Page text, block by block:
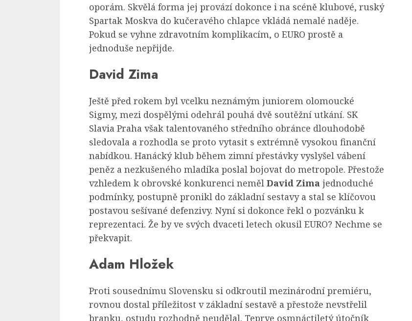
oporám. Skvělá forma jej provází dokonce i na scéně klubové, ruský
Spartak Moskva do kučeravého chlapce vkládá nemalé naděje.
Pokud se vyhne zdravotním komplikacím, o EURO prostě a
jednoduše nepřijde.
David Zima
Ještě před rokem byl vcelku neznámým juniorem olomoucké
Sigmy, mezi dospělými odehrál pouhá dvě soutěžní utkání. SK
Slavia Praha však talentovaného středního obránce dlouhodobě
sledovala a rozhodla se proto vytasit s extrémně vysokou finanční
nabídkou. Hanácký klub během zimní přestávky vyslyšel vábení
peněz a nezkušeného mladíka poslal bojovat do metropole. Přestože
vzhledem k obrovské konkurenci neměl David Zima jednoduché
podmínky, postupně pronikl do základní sestavy a stal se klíčovou
postavou sešívané defenzivy. Nyní si dokonce řekl o pozvánku k
reprezentaci. Že by ve svých dvaceti letech okusil EURO? Nechme se
překvapit.
Adam Hložek
Proti sousednímu Slovensku si odkroutil mezinárodní premiéru,
rovnou dostal příležitost v základní sestavě a přestože nevstřelil
branku, ostudu rozhodně neudělal. Teprve osmnáctiletý útočník